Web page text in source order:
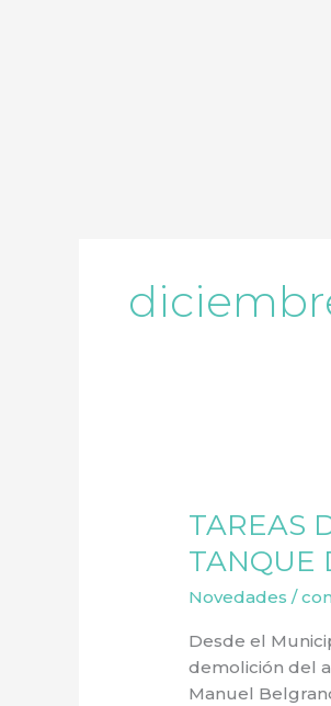
TAREAS
TANQUE
Novedades /
Desde el
demolición del
Manuel
DEMOLICIÓN
DEL
ANTIGUO
TANQUE
AGUA